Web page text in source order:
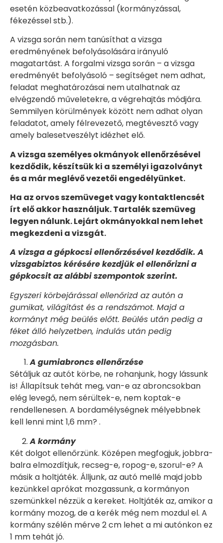
esetén közbeavatkozással (kormányzással,
fékezéssel stb.).
A vizsga során nem tanúsíthat a vizsga
eredményének befolyásolására irányuló
magatartást. A forgalmi vizsga során – a vizsga
eredményét befolyásoló – segítséget nem adhat,
feladat meghatározásai nem utalhatnak az
elvégzendő műveletekre, a végrehajtás módjára.
Semmilyen körülmények között nem adhat olyan
feladatot, amely félrevezető, megtévesztő vagy
amely balesetveszélyt idézhet elő.
A vizsga személyes okmányok ellenőrzésével
kezdődik, készítsük ki a személyi igazolványt
és a már meglévő vezetői engedélyünket.
Ha az orvos szemüveget vagy kontaktlencsét
írt elő akkor használjuk. Tartalék szemüveg
legyen nálunk. Lejárt okmányokkal nem lehet
megkezdeni a vizsgát.
A vizsga a gépkocsi ellenőrzésével kezdődik. A
vizsgabiztos kérésére kezdjük el ellenőrizni a
gépkocsit az alábbi szempontok szerint.
Egyszeri körbejárással ellenőrizd az autón a
gumikat, világítást és a rendszámot. Majd a
kormányt még beülés előtt. Beülés után pedig a
féket álló helyzetben, indulás után pedig
mozgásban.
A gumiabroncs ellenőrzése
Sétáljuk az autót körbe, ne rohanjunk, hogy lássunk
is! Állapítsuk tehát meg, van-e az abroncsokban
elég levegő, nem sérültek-e, nem koptak-e
rendellenesen. A bordamélységnek mélyebbnek
kell lenni mint 1,6 mm? .
A kormány
Két dolgot ellenőrzünk. Középen megfogjuk, jobbra-
balra elmozdítjuk, recseg-e, ropog-e, szorul-e? A
másik a holtjáték. Álljunk, az autó mellé majd jobb
kezünkkel aprókat mozgassunk, a kormányon
szemünkkel nézzük a kereket. Holtjáték az, amikor a
kormány mozog, de a kerék még nem mozdul el. A
kormány szélén mérve 2 cm lehet a mi autónkon ez
1 mm tehát jó.